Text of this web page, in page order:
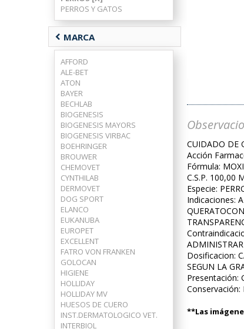
PERROS Y GATOS
chevron_left MARCA
AFFORD
ALE-BET
ATON
BAYER
BECHLAB
BIOGENESIS
BIOGENESIS MAYORS
BIOGENESIS VIRBAC
BOEHRINGER
BROUWER
CHEMOVET
CYNTHILAB
DERMOVET
DOG SPORT
ELANCO
EUKANUBA
EUROPET
EXCELLENT
FATRO VON FRANKEN
GOLOCAN
HIGIENE
HOLLIDAY
HOLLIDAY MV
HUESOS DE CUERO
INST.DERMATOLOGICO VET.
INTERBIOL
CUIDADO DE
Acción
Fórmula:
C.S.P. 100,00
Especie:
Indicaciones:
Dosificacion:
SEGUN LA
Presentación:
Conservación:
**Las